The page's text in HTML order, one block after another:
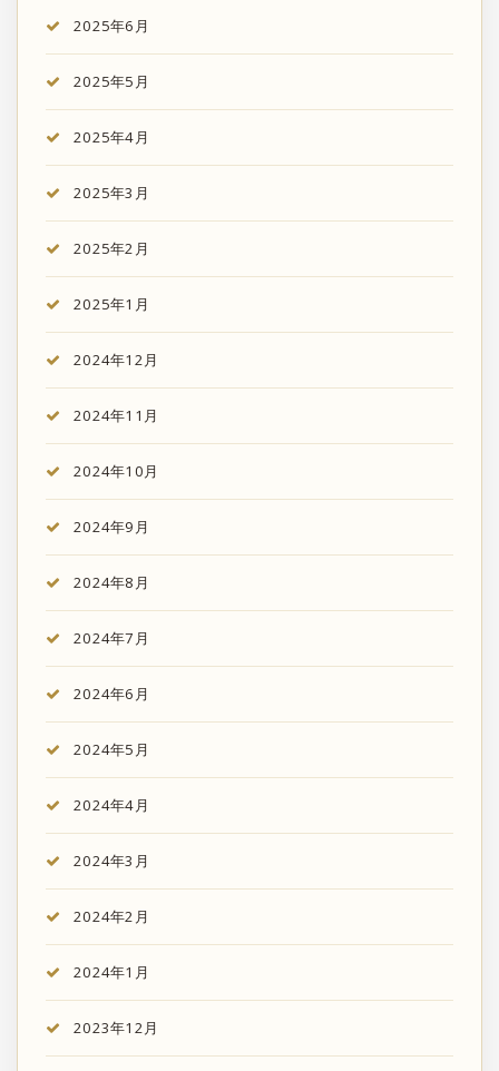
2025年6月
2025年5月
2025年4月
2025年3月
2025年2月
2025年1月
2024年12月
2024年11月
2024年10月
2024年9月
2024年8月
2024年7月
2024年6月
2024年5月
2024年4月
2024年3月
2024年2月
2024年1月
2023年12月